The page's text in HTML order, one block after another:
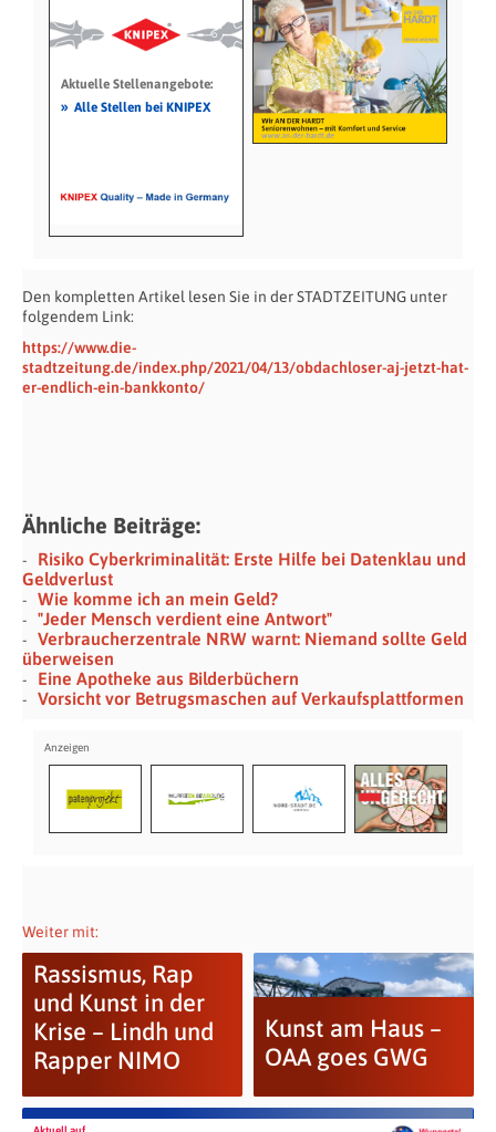
Aktuelle Stellenangebote:
» Alle Stellen bei KNIPEX
Den kompletten Artikel lesen Sie in der STADTZEITUNG unter
folgendem Link:
https://www.die-
stadtzeitung.de/index.php/2021/04/13/obdachloser-aj-jetzt-hat-
er-endlich-ein-bankkonto/
Ähnliche Beiträge:
Risiko Cyberkriminalität: Erste Hilfe bei Datenklau und
Geldverlust
Wie komme ich an mein Geld?
"Jeder Mensch verdient eine Antwort"
Verbraucherzentrale NRW warnt: Niemand sollte Geld
überweisen
Eine Apotheke aus Bilderbüchern
Vorsicht vor Betrugsmaschen auf Verkaufsplattformen
Weiter mit:
Rassismus, Rap
und Kunst in der
Krise – Lindh und
Rapper NIMO
Kunst am Haus –
OAA goes GWG